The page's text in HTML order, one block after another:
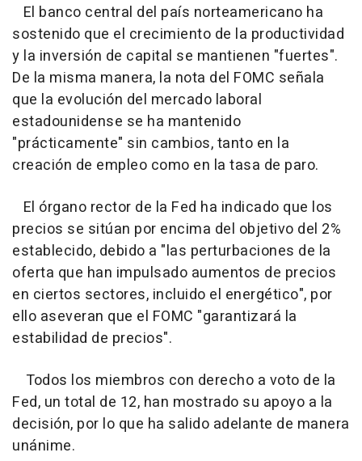
El banco central del país norteamericano ha
sostenido que el crecimiento de la productividad
y la inversión de capital se mantienen "fuertes".
De la misma manera, la nota del FOMC señala
que la evolución del mercado laboral
estadounidense se ha mantenido
"prácticamente" sin cambios, tanto en la
creación de empleo como en la tasa de paro.
El órgano rector de la Fed ha indicado que los
precios se sitúan por encima del objetivo del 2%
establecido, debido a "las perturbaciones de la
oferta que han impulsado aumentos de precios
en ciertos sectores, incluido el energético", por
ello aseveran que el FOMC "garantizará la
estabilidad de precios".
Todos los miembros con derecho a voto de la
Fed, un total de 12, han mostrado su apoyo a la
decisión, por lo que ha salido adelante de manera
unánime.